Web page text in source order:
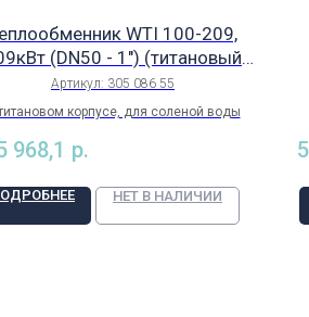
WTI 100-209,
(DN50 - 1") (титановый
Behnсke (Германия), арт.
305 086 55
Артикул: 305 086 55
корпусе, для соленой воды
968,1 р.
НЕТ В НАЛИЧИИ